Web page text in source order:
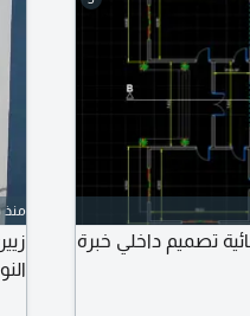
تصميم داخلي خبرة
منذ